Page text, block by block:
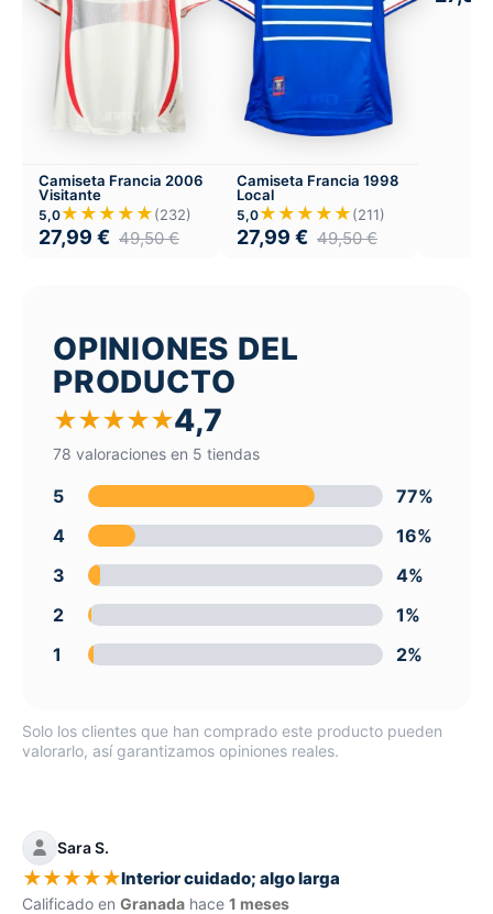
Camiseta Francia 2006
Visitante
5,0★★★★★(232)
27,99 € 49,50€
Camiseta Francia 1998
Local
5,0★★★★★(211)
27,99 € 49,50€
OPINIONES DEL
PRODUCTO
★★★★★4,7
78 valoraciones en 5 tiendas
5
77%
4
16%
3
4%
2
1%
1
2%
Solo los clientes que han comprado este producto pueden
valorarlo, así garantizamos opiniones reales.
Sara S.
★★★★★Interior cuidado; algo larga
Calificado en Granada hace 1 meses